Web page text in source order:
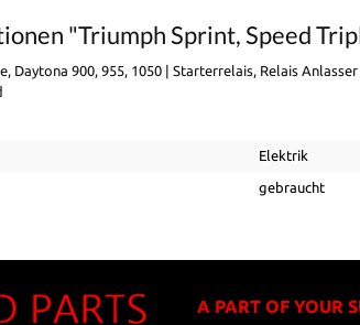
"Triumph Sprint, Speed
Daytona 900, 955, 1050 | Starterrelais, Relais Anlasser
Elektrik
gebraucht
A PART OF YOUR